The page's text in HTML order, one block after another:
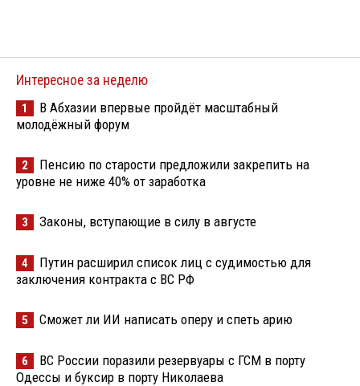
Интересное за неделю
1
В Абхазии впервые пройдёт масштабный
молодёжный форум
2
Пенсию по старости предложили закрепить на
уровне не ниже 40% от заработка
3 Законы, вступающие в силу в августе
4
Путин расширил список лиц с судимостью для
заключения контракта с ВС РФ
5 Сможет ли ИИ написать оперу и спеть арию
6
ВС России поразили резервуары с ГСМ в порту
Одессы и буксир в порту Николаева